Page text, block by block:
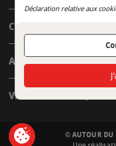
CÔTÉ INDOOR
AUTOUR DE LA TABLE
VENIR EN BOUTIQUE
© AUTOUR DU
Déclaration relative aux